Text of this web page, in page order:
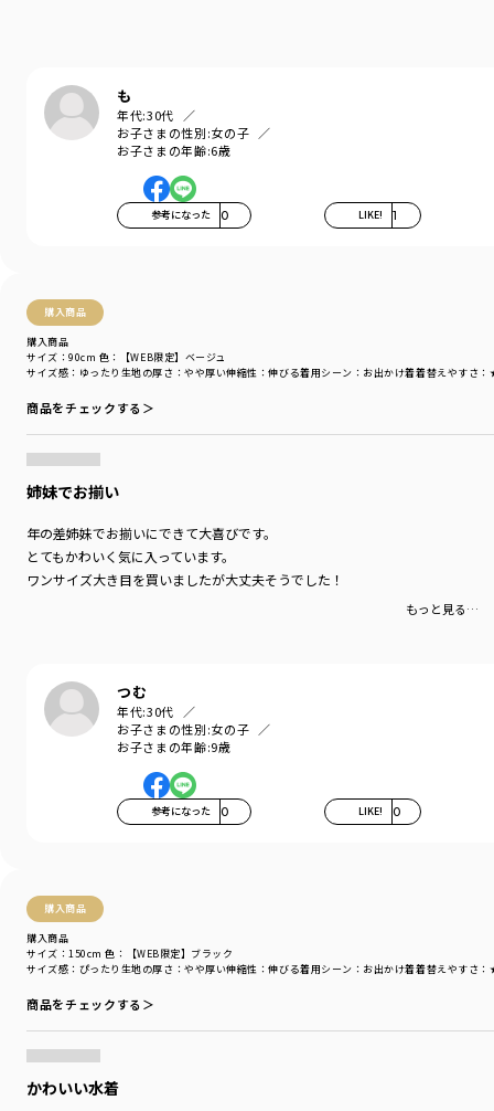
も
年代:30代
お子さまの性別:女の子
お子さまの年齢:6歳
参考になった 0 LIKE! 1
購入商品
購入商品
サイズ感 ：ゆったり 生地の厚さ ：やや厚い伸縮性 ：伸びる着用シーン ：お出かけ着着替えやすさ
サイズ：90cm 色：【WEB限定】ベージュ
商品をチェックする＞
姉妹でお揃い
年の差姉妹でお揃いにできて大喜びです。
とてもかわいく気に入っています。
ワンサイズ大き目を買いましたが大丈夫そうでした！
もっと見る…
つむ
年代:30代
お子さまの性別:女の子
お子さまの年齢:9歳
参考になった 0 LIKE! 0
購入商品
購入商品
サイズ感 ：ぴったり 生地の厚さ ：やや厚い伸縮性 ：伸びる着用シーン ：お出かけ着着替えやすさ
サイズ：150cm 色：【WEB限定】ブラック
商品をチェックする＞
かわいい水着
性別タイプ
GIRL
対象イベント
／ファイナルセール
商品番号
／14-6270-870